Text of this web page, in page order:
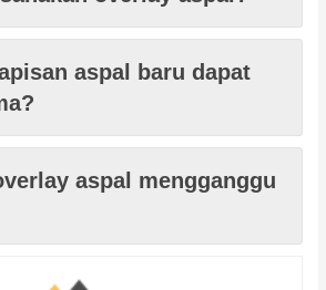
aspal baru dapat
aspal mengganggu